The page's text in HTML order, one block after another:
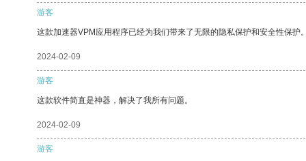
游客
这款加速器VPM应用程序已经为我们带来了无限的隐私保护和安全性保护
2024-02-09
游客
这款软件简直是神器，解决了我所有问题。
2024-02-09
游客